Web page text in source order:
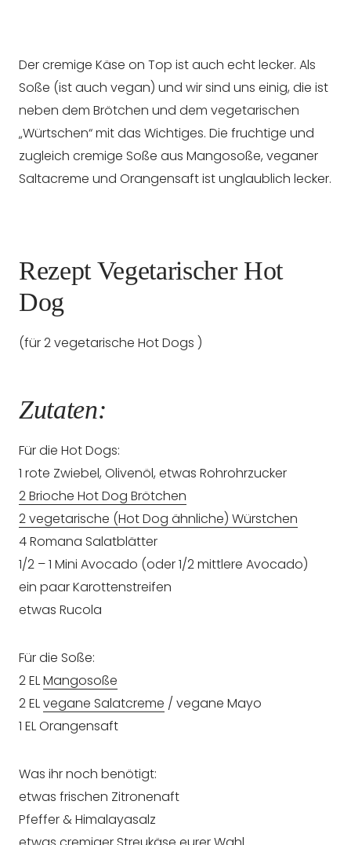
Der cremige Käse on Top ist auch echt lecker. Als
Soße (ist auch vegan) und wir sind uns einig, die ist
neben dem Brötchen und dem vegetarischen
„Würtschen“ mit das Wichtiges. Die fruchtige und
zugleich cremige Soße aus Mangosoße, veganer
Saltacreme und Orangensaft ist unglaublich lecker.
Rezept Vegetarischer Hot
Dog
(für 2 vegetarische Hot Dogs )
Zutaten:
Für die Hot Dogs:
1 rote Zwiebel, Olivenöl, etwas Rohrohrzucker
2 Brioche Hot Dog Brötchen
2 vegetarische (Hot Dog ähnliche) Würstchen
4 Romana Salatblätter
1/2 – 1 Mini Avocado (oder 1/2 mittlere Avocado)
ein paar Karottenstreifen
etwas Rucola
Für die Soße:
2 ELMangosoße
2 ELvegane Salatcreme / vegane Mayo
1 EL Orangensaft
Was ihr noch benötigt:
etwas frischen Zitronenaft
Pfeffer & Himalayasalz